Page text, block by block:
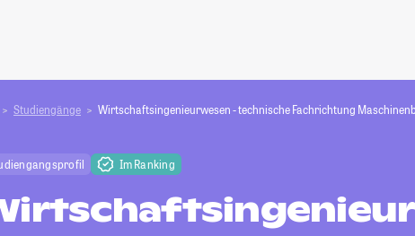
Studiengänge Wirtschaftsingenieurwesen - technische Fachrichtung
Im Ranking